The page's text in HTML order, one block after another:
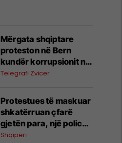
Mërgata shqiptare
proteston në Bern
kundër korrupsionit në
Shqipëri dhe në
“Revolucionit të
flamingove”
Telegrafi Zvicer
Protestues të maskuar
shkatërruan çfarë
gjetën para, një police
mbeti e lënduar - çfarë
Shqipëri